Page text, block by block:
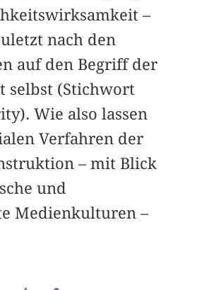
–
nach den
auf den Begriff der
selbst (Stichwort
Wie also lassen
Verfahren der
– mit Blick
und
Medienkulturen –